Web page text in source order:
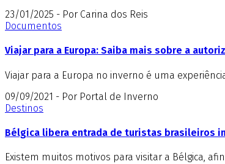
23/01/2025 - Por Carina dos Reis
Documentos
Viajar para a Europa: Saiba mais sobre a
Viajar para a Europa no inverno é uma
09/09/2021 - Por Portal de Inverno
Destinos
Bélgica libera entrada de turistas brasileiros
Existem muitos motivos para visitar a Bélgica,